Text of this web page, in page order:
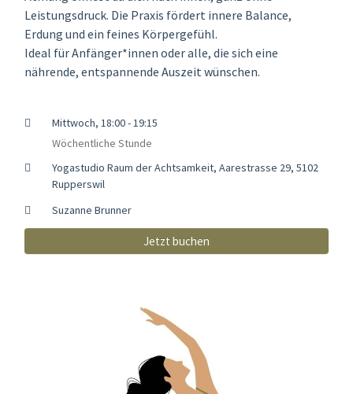
Leistungsdruck. Die Praxis fördert innere Balance,
Erdung und ein feines Körpergefühl.
Ideal für Anfänger*innen oder alle, die sich eine
nährende, entspannende Auszeit wünschen.
Mittwoch, 18:00 - 19:15
Wöchentliche Stunde
Yogastudio Raum der Achtsamkeit, Aarestrasse 29, 5102
Rupperswil
Suzanne Brunner
Jetzt buchen